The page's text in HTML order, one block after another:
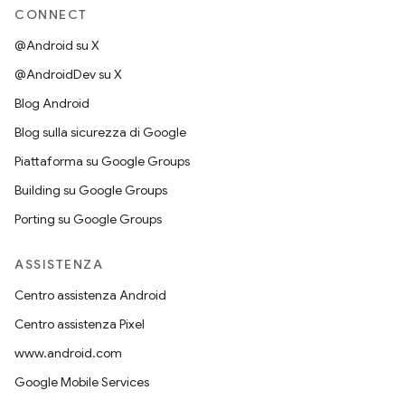
CONNECT
@Android su X
@AndroidDev su X
Blog Android
Blog sulla sicurezza di Google
Piattaforma su Google Groups
Building su Google Groups
Porting su Google Groups
ASSISTENZA
Centro assistenza Android
Centro assistenza Pixel
www.android.com
Google Mobile Services